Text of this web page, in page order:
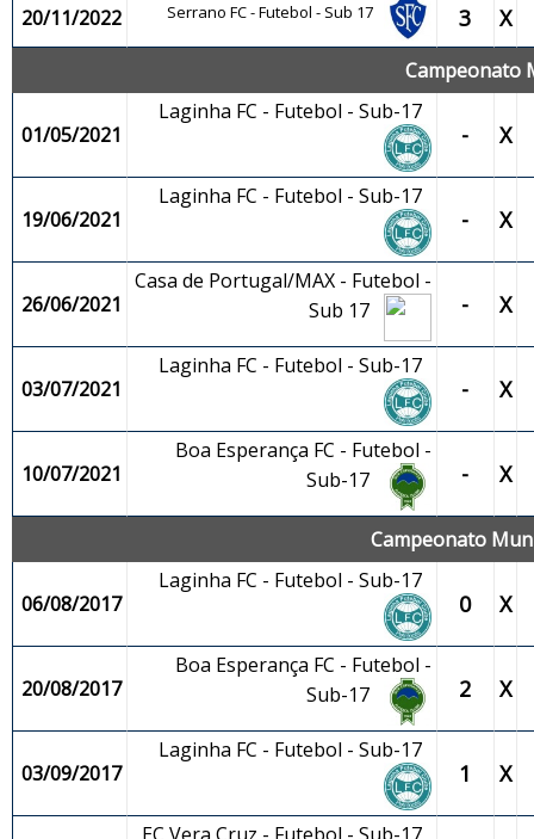
20/11/2022 Serrano FC - Futebol - Sub 17 3 X
Campeonato
01/05/2021
Laginha FC - Futebol - Sub-17
- X
19/06/2021
Laginha FC - Futebol - Sub-17
- X
26/06/2021
Casa de Portugal/MAX - Futebol -
Sub 17
- X
03/07/2021
Laginha FC - Futebol - Sub-17
- X
10/07/2021
Boa Esperança FC - Futebol -
Sub-17
- X
Campeonato
06/08/2017
Laginha FC - Futebol - Sub-17
0 X
20/08/2017
Boa Esperança FC - Futebol -
Sub-17
2 X
03/09/2017
Laginha FC - Futebol - Sub-17
1 X